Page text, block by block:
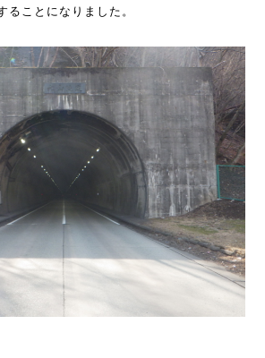
ることになりました。